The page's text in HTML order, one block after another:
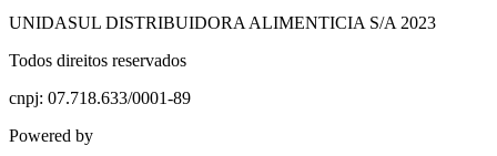
UNIDASUL DISTRIBUIDORA ALIMENTICIA S/A 2023
Todos direitos reservados
cnpj: 07.718.633/0001-89
Powered by